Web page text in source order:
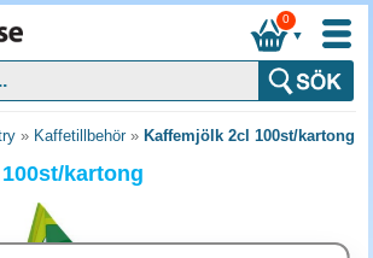
▼
0
» Kaffetillbehör» Kaffemjölk 2cl 100st/kartong
kartong